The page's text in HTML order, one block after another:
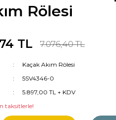
Rölesi
TL 7.076,40 TL
Kaçak Akım Rölesi
5SV4346-0
5.897,00 TL + KDV
taksitlerle!